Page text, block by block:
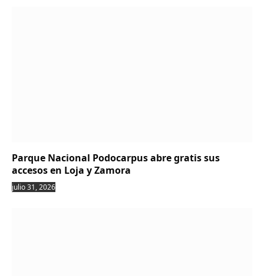
Parque Nacional Podocarpus abre gratis sus
accesos en Loja y Zamora
julio 31, 2026